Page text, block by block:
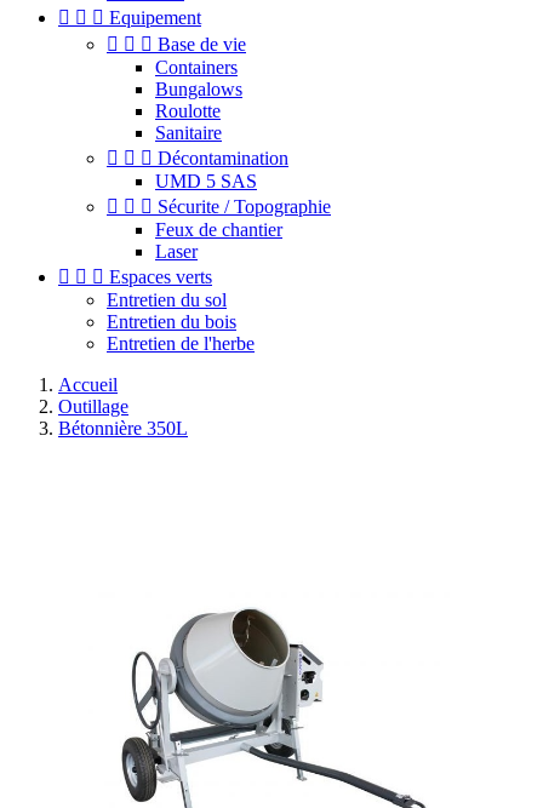
   Equipement
   Base de vie
Containers
Bungalows
Roulotte
Sanitaire
   Décontamination
UMD 5 SAS
   Sécurite / Topographie
Feux de chantier
Laser
   Espaces verts
Entretien du sol
Entretien du bois
Entretien de l'herbe
Accueil
Outillage
Bétonnière 350L